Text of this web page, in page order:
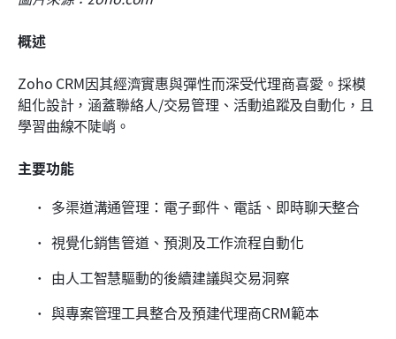
概述
Zoho CRM因其經濟實惠與彈性而深受代理商喜愛。採模
組化設計，涵蓋聯絡人/交易管理、活動追蹤及自動化，且
學習曲線不陡峭。
主要功能
多渠道溝通管理：電子郵件、電話、即時聊天整合
視覺化銷售管道、預測及工作流程自動化
由人工智慧驅動的後續建議與交易洞察
與專案管理工具整合及預建代理商CRM範本